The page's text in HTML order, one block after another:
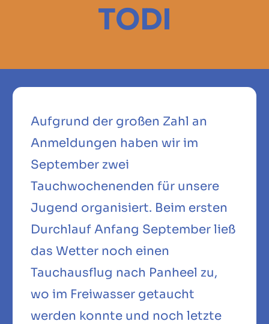
TODI
Aufgrund der großen Zahl an
Anmeldungen haben wir im
September zwei
Tauchwochenenden für unsere
Jugend organisiert. Beim ersten
Durchlauf Anfang September ließ
das Wetter noch einen
Tauchausflug nach Panheel zu,
wo im Freiwasser getaucht
werden konnte und noch letzte